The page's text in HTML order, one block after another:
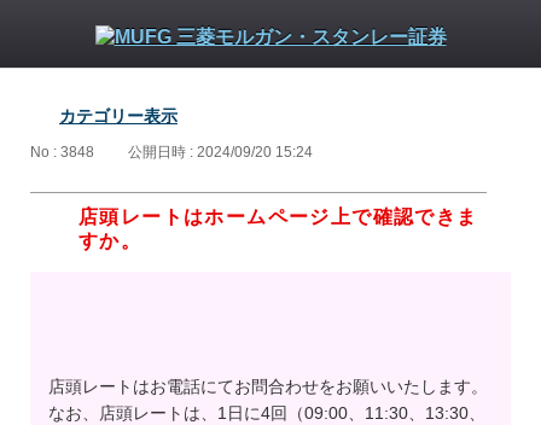
カテゴリー表示
No : 3848 公開日時 : 2024/09/20 15:24
店頭レートはホームページ上で確認できま
すか。
店頭レートはお電話にてお問合わせをお願いいたします。
なお、店頭レートは、1日に4回（09:00、11:30、13:30、